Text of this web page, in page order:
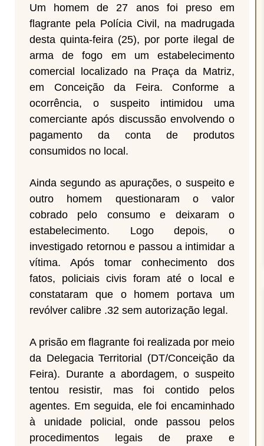
Um homem de 27 anos foi preso em
flagrante pela Polícia Civil, na madrugada
desta quinta-feira (25), por porte ilegal de
arma de fogo em um estabelecimento
comercial localizado na Praça da Matriz,
em Conceição da Feira. Conforme a
ocorrência, o suspeito intimidou uma
comerciante após discussão envolvendo o
pagamento da conta de produtos
consumidos no local.
Ainda segundo as apurações, o suspeito e
outro homem questionaram o valor
cobrado pelo consumo e deixaram o
estabelecimento. Logo depois, o
investigado retornou e passou a intimidar a
vítima. Após tomar conhecimento dos
fatos, policiais civis foram até o local e
constataram que o homem portava um
revólver calibre .32 sem autorização legal.
A prisão em flagrante foi realizada por meio
da Delegacia Territorial (DT/Conceição da
Feira). Durante a abordagem, o suspeito
tentou resistir, mas foi contido pelos
agentes. Em seguida, ele foi encaminhado
à unidade policial, onde passou pelos
procedimentos legais de praxe e